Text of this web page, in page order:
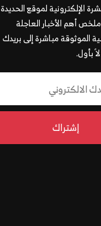
الإلكترونية لموقع الحديدة
أهم الأخبار العاجلة
الموثوقة مباشرة إلى بريدك
بأول.
إشتراك